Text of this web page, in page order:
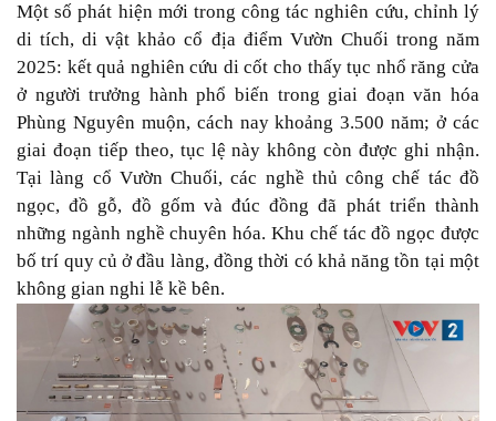
Một số phát hiện mới trong công tác nghiên cứu, chỉnh lý
di tích, di vật khảo cổ địa điểm Vườn Chuối trong năm
2025: kết quả nghiên cứu di cốt cho thấy tục nhổ răng cửa
ở người trưởng hành phổ biến trong giai đoạn văn hóa
Phùng Nguyên muộn, cách nay khoảng 3.500 năm; ở các
giai đoạn tiếp theo, tục lệ này không còn được ghi nhận.
Tại làng cổ Vườn Chuối, các nghề thủ công chế tác đồ
ngọc, đồ gỗ, đồ gốm và đúc đồng đã phát triển thành
những ngành nghề chuyên hóa. Khu chế tác đồ ngọc được
bố trí quy củ ở đầu làng, đồng thời có khả năng tồn tại một
không gian nghi lễ kề bên.